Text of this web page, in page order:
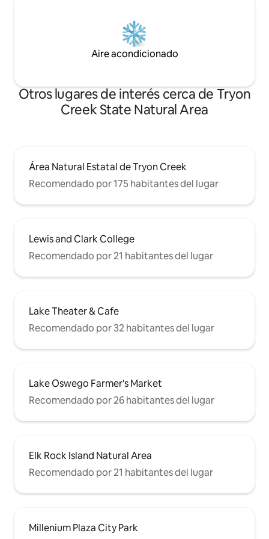
Aire acondicionado
Otros lugares de interés cerca de Tryon
Creek State Natural Area
Área Natural Estatal de Tryon Creek
Recomendado por 175 habitantes del lugar
Lewis and Clark College
Recomendado por 21 habitantes del lugar
Lake Theater & Cafe
Recomendado por 32 habitantes del lugar
Lake Oswego Farmer's Market
Recomendado por 26 habitantes del lugar
Elk Rock Island Natural Area
Recomendado por 21 habitantes del lugar
Millenium Plaza City Park